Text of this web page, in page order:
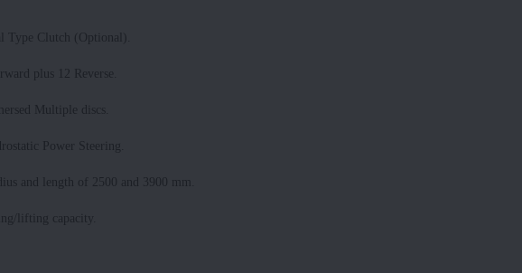
Type Clutch (Optional).
plus 12 Reverse.
Multiple discs.
Power Steering.
and length of 2500 and 3900 mm.
lifting capacity.